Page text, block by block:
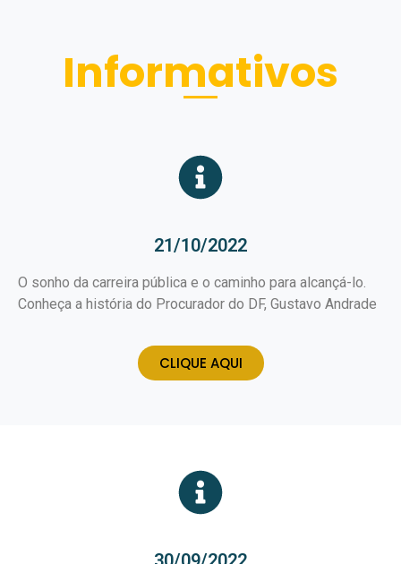
Informativos
21/10/2022
O sonho da carreira pública e o caminho para alcançá-lo.
Conheça a história do Procurador do DF, Gustavo Andrade
CLIQUE AQUI